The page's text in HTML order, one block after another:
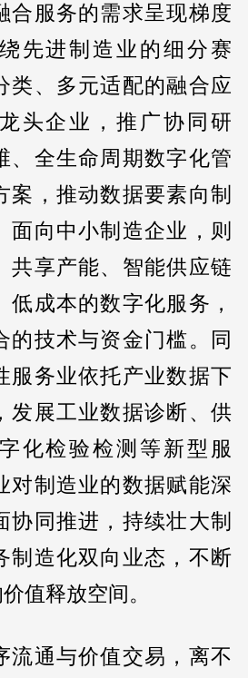
合服务的需求呈现梯度
先进制造业的细分赛
类、多元适配的融合应
头企业，推广协同研
、全生命周期数字化管
案，推动数据要素向制
面向中小制造企业，则
共享产能、智能供应链
低成本的数字化服务，
的技术与资金门槛。同
服务业依托产业数据下
发展工业数据诊断、供
化检验检测等新型服
对制造业的数据赋能深
协同推进，持续壮大制
制造化双向业态，不断
值释放空间。
流通与价值交易，离不